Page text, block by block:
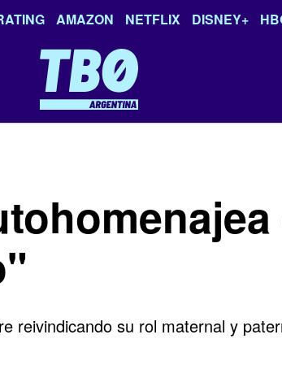
AMAZON NETFLIX DISNEY+
reivindicando su rol maternal y